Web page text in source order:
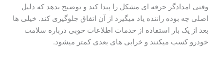
وقتی امدادگر حرفه ای مشکل را پیدا کند و توضیح بدهد که دلیل
اصلی چه بوده راننده یاد میگیرد از آن اتفاق جلوگیری کند. خیلی ها
بعد از یک بار استفاده از خدمات اطلاعات خوبی درباره سلامت
خودرو کسب میکنند و خرابی های بعدی کمتر میشود.